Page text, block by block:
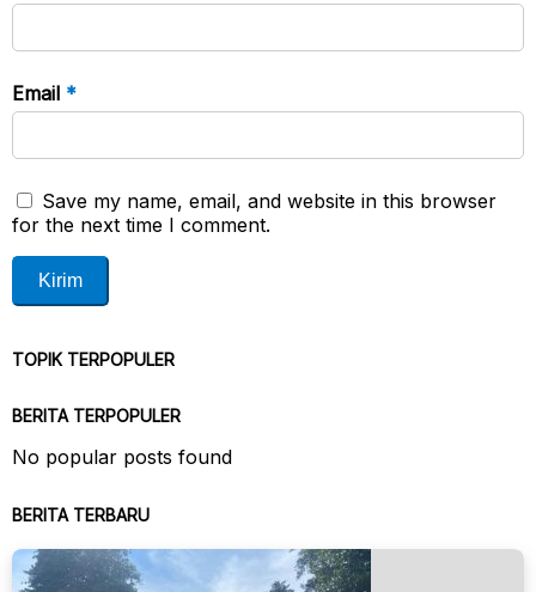
Email *
Save my name, email, and website in this browser
for the next time I comment.
TOPIK TERPOPULER
BERITA TERPOPULER
No popular posts found
BERITA TERBARU